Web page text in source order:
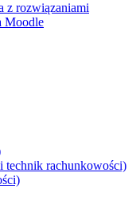
z rozwiązaniami
Moodle
technik rachunkowości)